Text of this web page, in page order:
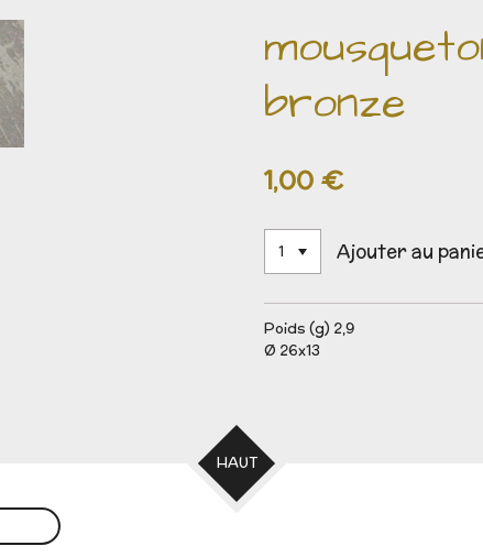
bronze
1,00 €
Ajouter au
Poids (g) 2,9
Ø 26x13
HAUT